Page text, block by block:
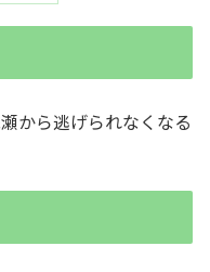
から逃げられなくなる